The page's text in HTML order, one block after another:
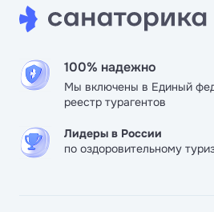
100% надежно
Мы включены в Единый
реестр турагентов
Лидеры в России
по оздоровительному